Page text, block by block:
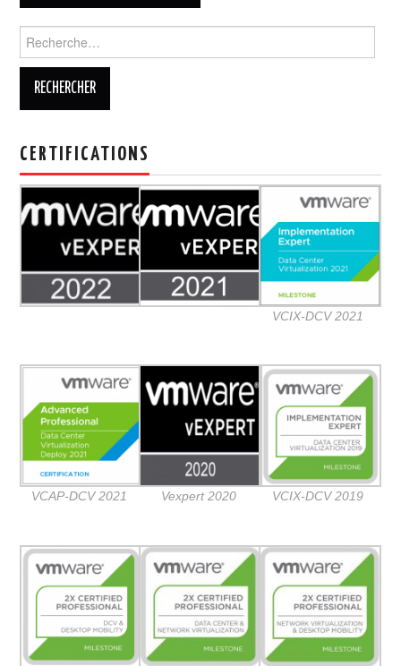
CERTIFICATIONS
VCIX-DCV 2021
VCAP-DCV 2021 Vexpert 2020 VCIX-DCV 2019